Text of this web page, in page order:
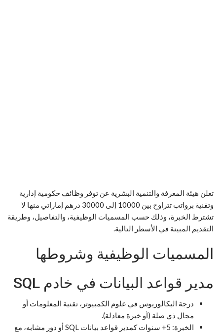
تعلن هيئة المعرفة والتنمية البشرية عن توفر وظائف حكومية إدارية
وتقنية برواتب تتراوح بين 10000 إلى 30000 درهم إماراتي منها لا
تشترط الخبرة، وذلك حسب المسميات الوظيفية، والتفاصيل، وطريقة
التقديم المبينة في الأسطر التالية.
المسميات الوظيفية وشروطها
مدير قواعد البيانات في خادم SQL
درجة البكالوريوس في علوم الكمبيوتر، تقنية المعلومات أو
مجال ذي صلة (أو خبرة معادلة).
الخبرة: 5+ سنوات كمدير قواعد بيانات SQL أو دور مشابه، مع